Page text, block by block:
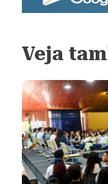
Veja